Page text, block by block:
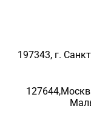
197343, г.
127644,